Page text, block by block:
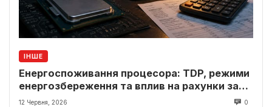
ІНШЕ
Енергоспоживання процесора: TDP, режими
енергозбереження та вплив на рахунки за
світло
12 Червня, 2026 0